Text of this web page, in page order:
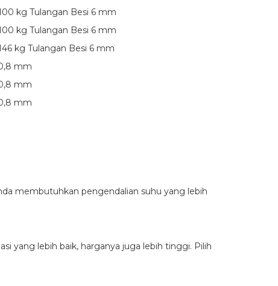
kg Tulangan Besi 6 mm
kg Tulangan Besi 6 mm
kg Tulangan Besi 6 mm
mm
mm
mm
membutuhkan pengendalian suhu yang lebih
yang lebih baik, harganya juga lebih tinggi. Pilih